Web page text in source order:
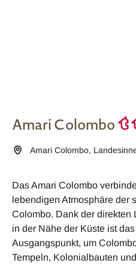
Amari Colombo
Amari Colombo,
Das Amari Colombo
lebendigen Atmosphäre der
Colombo. Dank der direkten
in der Nähe der Küste ist
Ausgangspunkt, um
Tempeln, Kolonialbauten